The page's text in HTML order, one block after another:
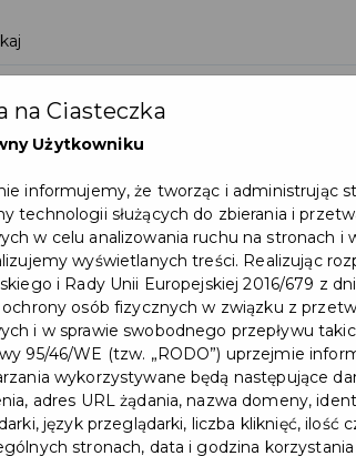
na Ciasteczka
Użytkowniku
informujemy, że tworząc i administrując
technologii służących do zbierania i
w celu analizowania ruchu na stronach i
wyświetlanych treści. Realizując
i Rady Unii Europejskiej 2016/679 z
ochrony osób fizycznych w związku z
i w sprawie swobodnego przepływu
95/46/WE (tzw. „RODO”) uprzejmie
wykorzystywane będą następujące
adres URL żądania, nazwa domeny,
język przeglądarki, liczba kliknięć, ilość
stronach, data i godzina